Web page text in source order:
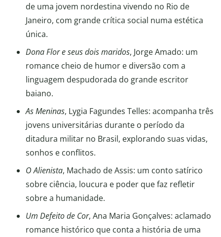
de uma jovem nordestina vivendo no Rio de
Janeiro, com grande crítica social numa estética
única.
Dona Flor e seus dois maridos, Jorge Amado: um
romance cheio de humor e diversão com a
linguagem despudorada do grande escritor
baiano.
As Meninas, Lygia Fagundes Telles: acompanha três
jovens universitárias durante o período da
ditadura militar no Brasil, explorando suas vidas,
sonhos e conflitos.
O Alienista, Machado de Assis: um conto satírico
sobre ciência, loucura e poder que faz refletir
sobre a humanidade.
Um Defeito de Cor, Ana Maria Gonçalves: aclamado
romance histórico que conta a história de uma